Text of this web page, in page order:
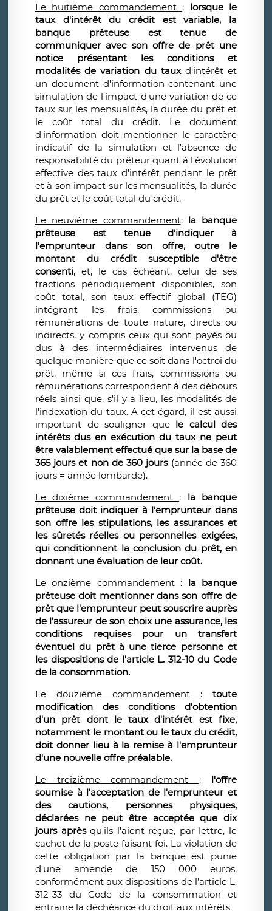
Le huitième commandement : lorsque le
taux d'intérêt du crédit est variable, la
banque prêteuse est tenue de
communiquer avec son offre de prêt une
notice présentant les conditions et
modalités de variation du tauxd'intérêt et
un document d'information contenant une
simulation de l'impact d'une variation de ce
taux sur les mensualités, la durée du prêt et
le coût total du crédit. Le document
d'information doit mentionner le caractère
indicatif de la simulation et l'absence de
responsabilité du prêteur quant à l'évolution
effective des taux d'intérêt pendant le prêt
et à son impact sur les mensualités, la durée
du prêt et le coût total du crédit.
Le neuvième commandement: la banque
prêteuse est tenue d’indiquer à
l’emprunteur dans son offre, outre le
montant du crédit susceptible d'être
consenti, et, le cas échéant, celui de ses
fractions périodiquement disponibles, son
coût total, son taux effectif global (TEG)
intégrant les frais, commissions ou
rémunérations de toute nature, directs ou
indirects, y compris ceux qui sont payés ou
dus à des intermédiaires intervenus de
quelque manière que ce soit dans l'octroi du
prêt, même si ces frais, commissions ou
rémunérations correspondent à des débours
réels ainsi que, s'il y a lieu, les modalités de
l'indexation du taux. A cet égard, il est aussi
important de souligner que le calcul des
intérêts dus en exécution du taux ne peut
être valablement effectué que sur la base de
365 jours et non de 360 jours (année de 360
jours = année lombarde).
Le dixième commandement : la banque
prêteuse doit indiquer à l’emprunteur dans
son offre les stipulations, les assurances et
les sûretés réelles ou personnelles exigées,
qui conditionnent la conclusion du prêt, en
donnant une évaluation de leur coût.
Le onzième commandement : la banque
prêteuse doit mentionner dans son offre de
prêt que l'emprunteur peut souscrire auprès
de l'assureur de son choix une assurance, les
conditions requises pour un transfert
éventuel du prêt à une tierce personne et
les dispositions de l'article L. 312-10 du Code
de la consommation.
Le douzième commandement : toute
modification des conditions d'obtention
d'un prêt dont le taux d'intérêt est fixe,
notamment le montant ou le taux du crédit,
doit donner lieu à la remise à l'emprunteur
d'une nouvelle offre préalable.
Le treizième commandement : l'offre
soumise à l'acceptation de l'emprunteur et
des cautions, personnes physiques,
déclarées ne peut être acceptée que dix
jours aprèsqu'ils l'aient reçue, par lettre, le
cachet de la poste faisant foi. La violation de
cette obligation par la banque est punie
d'une amende de 150 000 euros,
conformément aux dispositions de l’article L.
312-33 du Code de la consommation et
entraine la déchéance du droit aux intérêts.